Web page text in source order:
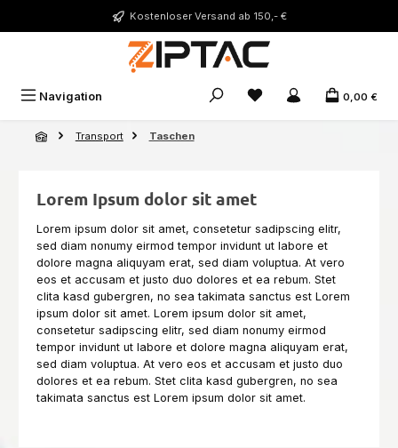
Zum Hauptinhalt springenKostenloser Versand ab 150,- €
Navigation Du hast 0 Produkte auf
0,00 €
Transport Taschen
Lorem Ipsum dolor sit amet
Lorem ipsum dolor sit amet, consetetur sadipscing elitr,
sed diam nonumy eirmod tempor invidunt ut labore et
dolore magna aliquyam erat, sed diam voluptua. At vero
eos et accusam et justo duo dolores et ea rebum. Stet
clita kasd gubergren, no sea takimata sanctus est Lorem
ipsum dolor sit amet. Lorem ipsum dolor sit amet,
consetetur sadipscing elitr, sed diam nonumy eirmod
tempor invidunt ut labore et dolore magna aliquyam erat,
sed diam voluptua. At vero eos et accusam et justo duo
dolores et ea rebum. Stet clita kasd gubergren, no sea
takimata sanctus est Lorem ipsum dolor sit amet.